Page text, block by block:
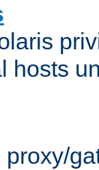
hosts